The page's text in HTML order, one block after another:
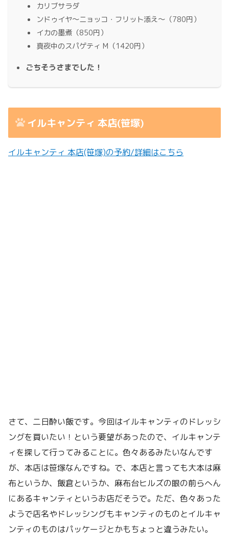
カリブサラダ
ンドゥイヤ〜ニョッコ・フリット添え〜（780円）
イカの墨煮（850円）
真夜中のスパゲティ M（1420円）
ごちそうさまでした！
イルキャンティ 本店(笹塚)
イルキャンティ 本店(笹塚)の予約/詳細はこちら
さて、二日酔い飯です。今回はイルキャンティのドレッシ
ングを買いたい！という要望があったので、イルキャンテ
ィを探して行ってみることに。色々あるみたいなんです
が、本店は笹塚なんですね。で、本店と言っても大本は麻
布というか、飯倉というか、麻布台ヒルズの眼の前らへん
にあるキャンティというお店だそうで。ただ、色々あった
ようで店名やドレッシングもキャンティのものとイルキャ
ンティのものはパッケージとかもちょっと違うみたい。